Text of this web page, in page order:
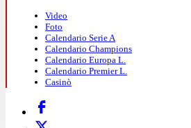
Video
Foto
Calendario Serie A
Calendario Champions
Calendario Europa L.
Calendario Premier L.
Casinò